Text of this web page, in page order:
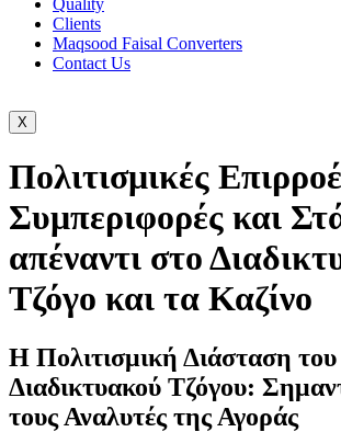
Quality
Clients
Maqsood Faisal Converters
Contact Us
X
Πολιτισμικές
Συμπεριφορές και
απέναντι στο
Τζόγο και τα Καζίνο
Η Πολιτισμική Διάσταση του
Διαδικτυακού Τζόγου:
τους Αναλυτές της Αγοράς